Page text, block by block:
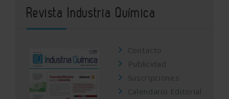
Revista Industria Química
Contacto
Publicidad
Suscripciones
Calendario Editorial